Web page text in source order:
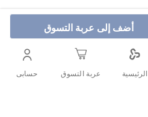
أضف إلى عربة التسوق
الرئيسية عربة التسوق حسابى